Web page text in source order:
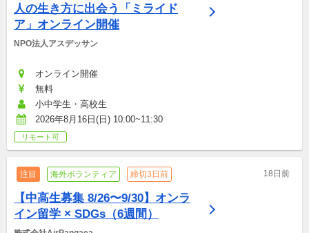
人の生き方に出会う「ミライド
ア」オンライン開催
NPO法人アスデッサン
オンライン開催
無料
小中学生・高校生
2026年8月16日(日) 10:00~11:30
リモート可
注目 海外ボランティア 締切3日前 18日前
【中高生募集 8/26〜9/30】オンラ
イン留学 × SDGs（6週間）